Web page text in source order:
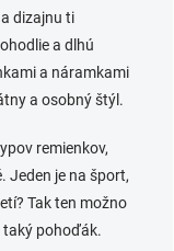
dizajnu ti
a dlhú
a náramkami
a osobný štýl.
remienkov,
Jeden je na šport,
Tak ten možno
taký pohoďák.